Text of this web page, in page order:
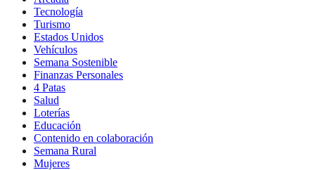
Tecnología
Turismo
Estados Unidos
Vehículos
Semana Sostenible
Finanzas Personales
4 Patas
Salud
Loterías
Educación
Contenido en colaboración
Semana Rural
Mujeres